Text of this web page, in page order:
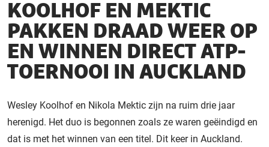
KOOLHOF EN MEKTIC
PAKKEN DRAAD WEER OP
EN WINNEN DIRECT ATP-
TOERNOOI IN AUCKLAND
Wesley Koolhof en Nikola Mektic zijn na ruim drie jaar
herenigd. Het duo is begonnen zoals ze waren geëindigd en
dat is met het winnen van een titel. Dit keer in Auckland.